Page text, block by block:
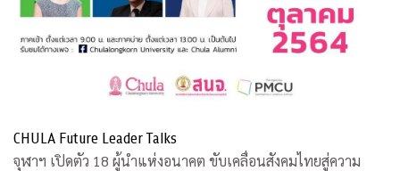
CHULA Future Leader Talks
จุฬาฯ เปิดตัว 18 ผู้นำแห่งอนาคต ขับเคลื่อนสังคมไทยสู่ความ